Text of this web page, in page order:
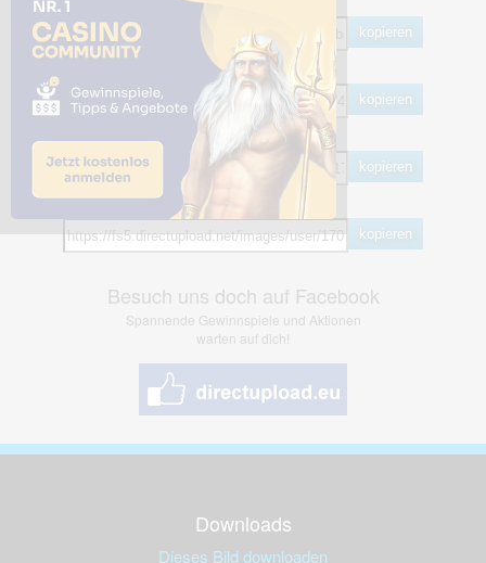
kopieren
HTML
kopieren
BB Code
kopieren
kopieren
Besuch uns doch auf Facebook
Spannende Gewinnspiele und Aktionen
warten auf dich!
Downloads
Dieses Bild downloaden